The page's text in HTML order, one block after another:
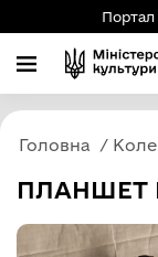
Головна
ПЛАНШЕТ